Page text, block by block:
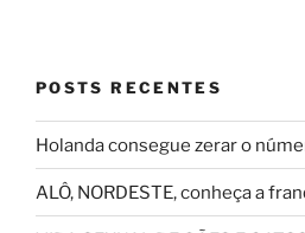
POSTS RECENTES
Holanda consegue zerar o
ALÔ, NORDESTE, conheça a